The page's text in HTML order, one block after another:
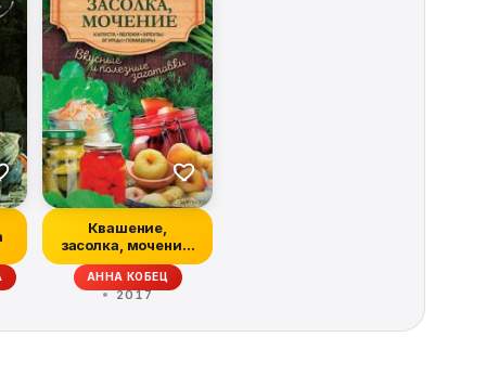
Квашение,
засолка, мочение.
Капуста, яблоки,
арбуз...
АННА КОБЕЦ
2017